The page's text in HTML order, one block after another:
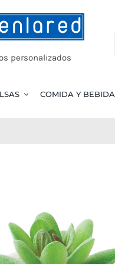
personalizados
COMIDA Y BEBIDA